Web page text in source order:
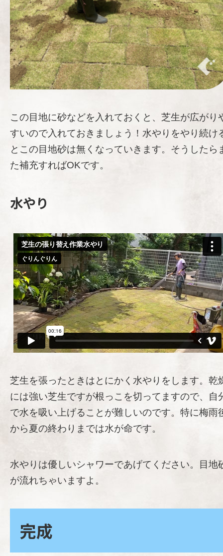
この目地に砂などを入れておくと、芝生が広がり
すいので入れておきましょう！水やりをやり続け
とこの目地砂は無くなっていきます。そうしたら
た補充すればOKです。
水やり
芝生を張ったときはとにかく水やりをします。乾
には強い芝生ですが根っこを切ってますので、自
で水を吸い上げることが難しいのです。特に梅雨
から夏の終わりまでは水が命です。
水やりは優しいシャワーであげてください。目地
が流れちゃいますよ。
完成